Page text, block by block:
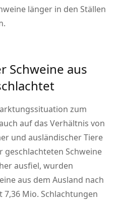
länger in den Ställen
Schweine aus
zum
auf das Verhältnis von
und ausländischer Tiere
geschlachteten Schweine
ausfiel, wurden
aus dem Ausland nach
Mio. Schlachtungen